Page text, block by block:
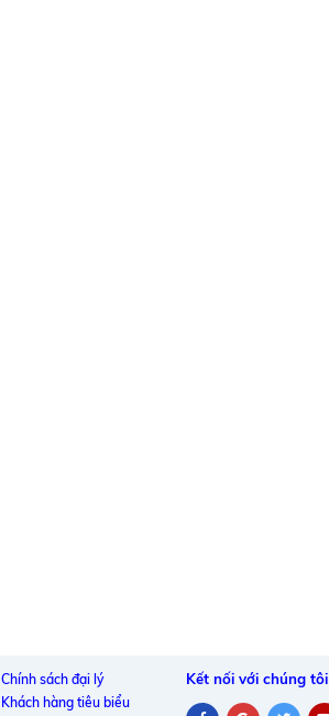
Chính sách đại lý
Khách hàng tiêu biểu
Kết nối với chúng tôi